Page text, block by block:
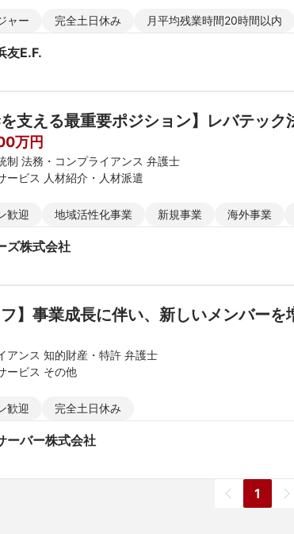
ャー
完全土日休み 月平均残業時間20時間以内
友E.F.
を支える最重要ポジション】レバテッ
万円
制 法務・コンプライアンス 弁護士
ービス 人材紹介・人材派遣
歓迎
地域活性化事業 新規事業 海外事業
ズ株式会社
フ】事業成長に伴い、新しいメンバーを
アンス 知的財産・特許 弁護士
ービス その他
歓迎
完全土日休み
ーバー株式会社
1